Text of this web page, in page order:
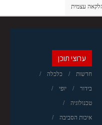
עצמית
ערוצי תוכן
חדשות כלכלה
בידור יופי
טכנולוגיה
איכות הסביבה